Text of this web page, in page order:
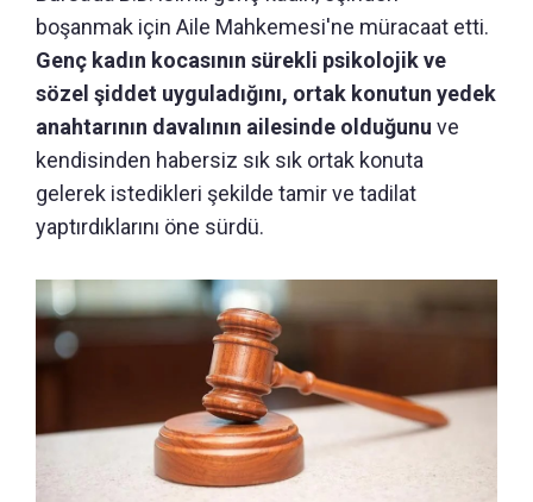
boşanmak için Aile Mahkemesi'ne müracaat etti.
Genç kadın kocasının sürekli psikolojik ve
sözel şiddet uyguladığını, ortak konutun yedek
anahtarının davalının ailesinde olduğunu ve
kendisinden habersiz sık sık ortak konuta
gelerek istedikleri şekilde tamir ve tadilat
yaptırdıklarını öne sürdü.